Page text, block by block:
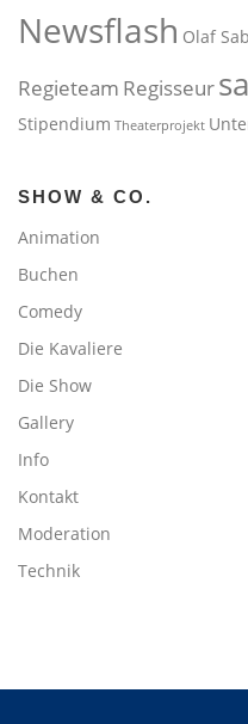
Newsflash Olaf
Regieteam Regisseur
Stipendium Theaterprojekt
SHOW & CO.
Animation
Buchen
Comedy
Die Kavaliere
Die Show
Gallery
Info
Kontakt
Moderation
Technik